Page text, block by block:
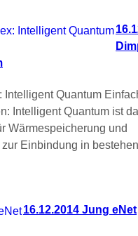
Intelligent Quantum
Intelligent Quantum ist
Wärmespeicherung und
Einbindung in
16.12.2014 Jung eNet